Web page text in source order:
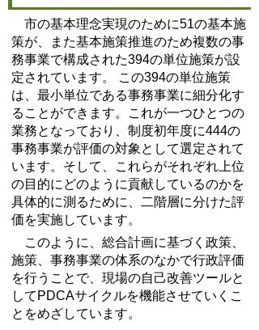
市の基本理念実現のために51の基本施
策が、また基本施策推進のため複数の事
務事業で構成された394の単位施策が設
定されています。 この394の単位施策
は、最小単位である事務事業に細分化す
ることができます。これが一つひとつの
業務となっており、制度初年度に444の
事務事業が評価の対象として選定されて
います。そして、これらがそれぞれ上位
の目的にどのように貢献しているのかを
具体的に測るために、二階層に分けた評
価を実施しています。
このように、総合計画に基づく政策、
施策、事務事業の体系のなかで行政評価
を行うことで、現場の自己改善ツールと
してPDCAサイクルを機能させていくこ
とをめざしています。